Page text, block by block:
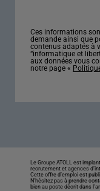
Ces informations
demande ainsi que
contenus adaptés à
“informatique et
aux données vous
notre page «
Le Groupe ATOLL est
recrutement et agences
Cette offre d’emploi est
N’hésitez pas à prendre
bien au poste décrit dans